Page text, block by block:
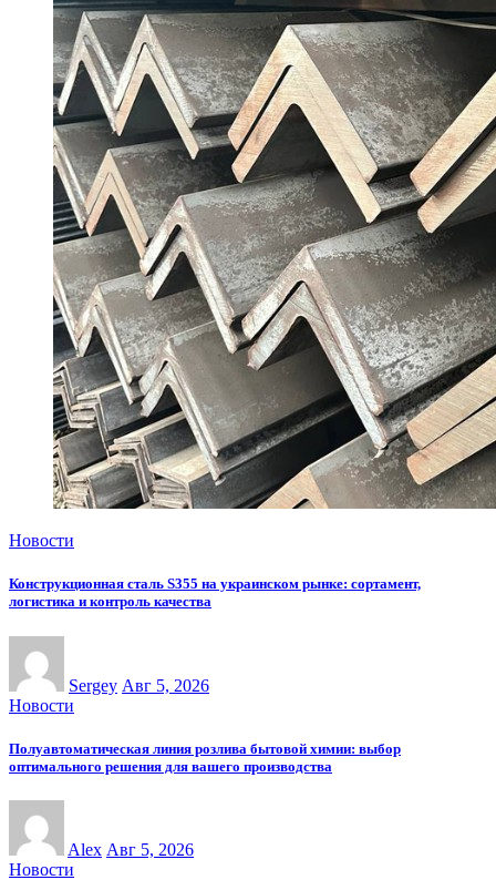
Новости
Конструкционная сталь S355 на украинском рынке: сортамент,
логистика и контроль качества
Sergey Авг 5, 2026
Новости
Полуавтоматическая линия розлива бытовой химии: выбор
оптимального решения для вашего производства
Alex Авг 5, 2026
Новости